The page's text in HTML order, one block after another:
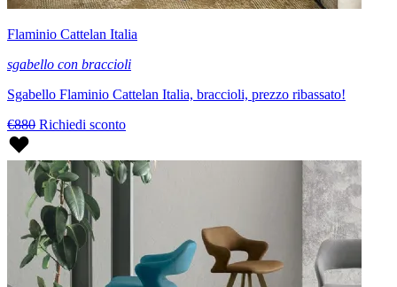
Flaminio Cattelan Italia
sgabello con braccioli
Sgabello Flaminio Cattelan Italia, braccioli, prezzo ribassato!
€880 Richiedi sconto